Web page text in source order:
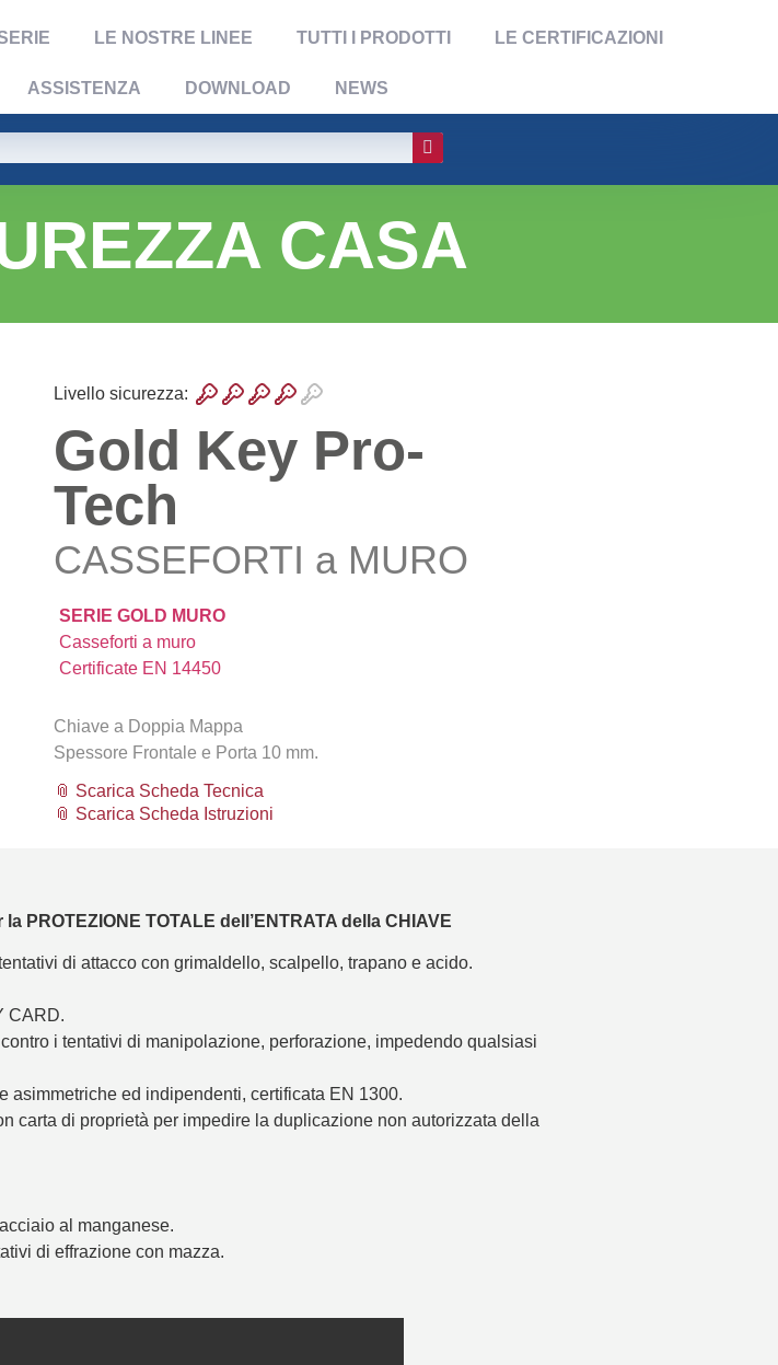
LE NOSTRE LINEE TUTTI I PRODOTTI LE CERTIFICAZIONI
ASSISTENZA DOWNLOAD NEWS
CASA
Livello sicurezza:
Gold Key Pro-
Tech
CASSEFORTI a MURO
SERIE GOLD MURO
Casseforti a muro
Certificate EN 14450
Chiave a Doppia Mappa
Spessore Frontale e Porta 10 mm.
📎 Scarica Scheda Tecnica
📎 Scarica Scheda Istruzioni
PROTEZIONE TOTALE dell’ENTRATA della CHIAVE
di attacco con grimaldello, scalpello, trapano e acido.
CARD.
i tentativi di manipolazione, perforazione, impedendo qualsiasi
asimmetriche ed indipendenti, certificata EN 1300.
carta di proprietà per impedire la duplicazione non autorizzata della
al manganese.
di effrazione con mazza.